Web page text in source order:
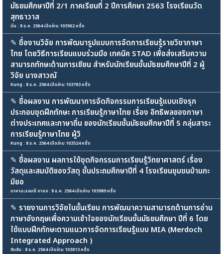
มัธยมศึกษาปีที่ 2/1 ภาคเรียนที่ 2 ปีการศึกษา 2563 โรงเรียนวัด
สุทธาวาส
บีม : 8 ธ.ค. 2564 เปิดอ่าน 103562 ครั้ง
✎ ชื่องานวิจัย การพัฒนารูปแบบการจัดการเรียนรู้รายวิชาภาษา
ไทย โดยวิธีการเรียนแบบร่วมมือ เทคนิค STAD เพื่อส่งเสริมความ
สามารถทักษะด้านการเขียน สำหรับนักเรียนชั้นมัธยมศึกษาปีที่ 2 ผู้
วิจัย นางสาวณั
Kung : 8 ธ.ค. 2564 เปิดอ่าน 103783 ครั้ง
✎ ชื่อผลงาน การพัฒนาการจัดกิจกรรมการเรียนรู้แบบเชิงรุก
ประกอบชุดฝึกทักษะ การเรียนรู้ภาษาไทย เรื่อง อิทธิพลของภาษา
ต่างประเทศและภาษาถิ่น ของนักเรียนชั้นมัธยมศึกษาปีที่ 5 กลุ่มสาระ
การเรียนรู้ภาษาไทย ผู้วิ
Kung : 8 ธ.ค. 2564 เปิดอ่าน 103524 ครั้ง
✎ ชื่อผลงาน ผลการใช้ชุดกิจกรรมการเรียนรู้วิทยาศาสตร์ เรื่อง
วัสดุและสมบัติของวัสดุ ชั้นประถมศึกษาปีที่ 4 โรงเรียนชุมชนบ้านกะ
มิยอ
มาหามะรอมซี กาซอ : 8 ธ.ค. 2564 เปิดอ่าน 103989 ครั้ง
✎ รายงานการวิจัยในชั้นเรียน การพัฒนาความสามารถด้านการอ่าน
ภาษาอังกฤษเพื่อความเข้าใจของนักเรียนชั้นมัธยมศึกษา ปีที่ 6 โดย
ใช้แบบฝึกทักษะตามแนวการจัดการเรียนรู้แบบ MIA (Merdoch
Integrated Approach )
อันอัน : 8 ธ.ค. 2564 เปิดอ่าน 103813 ครั้ง